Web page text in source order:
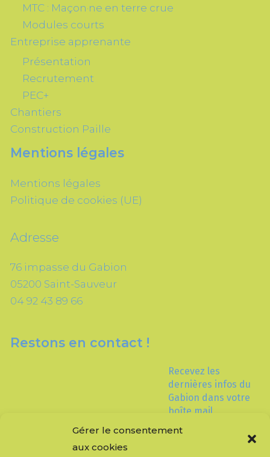
Gérer le consentement
aux cookies
MTC : Maçon·ne en terre crue
Modules courts
Entreprise apprenante
Présentation
Recrutement
PEC+
Chantiers
Construction Paille
Mentions légales
Mentions légales
Politique de cookies (UE)
Adresse
76 impasse du Gabion
05200 Saint-Sauveur
04 92 43 89 66
Restons en contact !
Recevez les
dernières infos du
Gabion dans votre
boîte mail